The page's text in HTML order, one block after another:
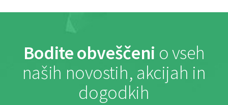
Bodite obveščeni o vseh
naših novostih, akcijah in
dogodkih